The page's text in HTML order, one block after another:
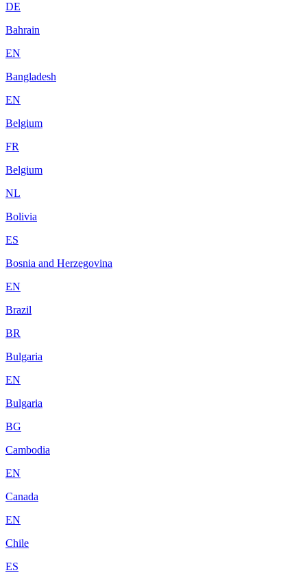
DE
Bahrain
EN
Bangladesh
EN
Belgium
FR
Belgium
NL
Bolivia
ES
Bosnia and Herzegovina
EN
Brazil
BR
Bulgaria
EN
Bulgaria
BG
Cambodia
EN
Canada
EN
Chile
ES